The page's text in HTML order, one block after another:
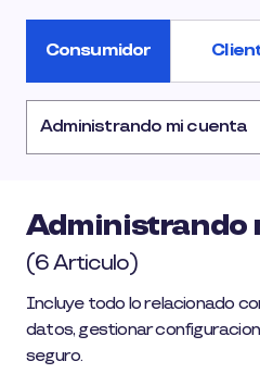
Consumidor
Administrando mi cuenta
Administrando
(6 Articulo)
Incluye todo lo relacionado
datos, gestionar
seguro.